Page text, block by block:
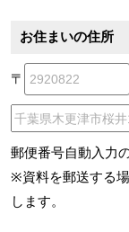
お住まいの住所
〒
郵便番号自動入力
※資料を郵送する
します。